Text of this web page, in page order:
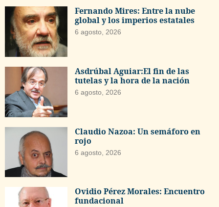
Fernando Mires: Entre la nube
global y los imperios estatales
6 agosto, 2026
Asdrúbal Aguiar:El fin de las
tutelas y la hora de la nación
6 agosto, 2026
Claudio Nazoa: Un semáforo en
rojo
6 agosto, 2026
Ovidio Pérez Morales: Encuentro
fundacional